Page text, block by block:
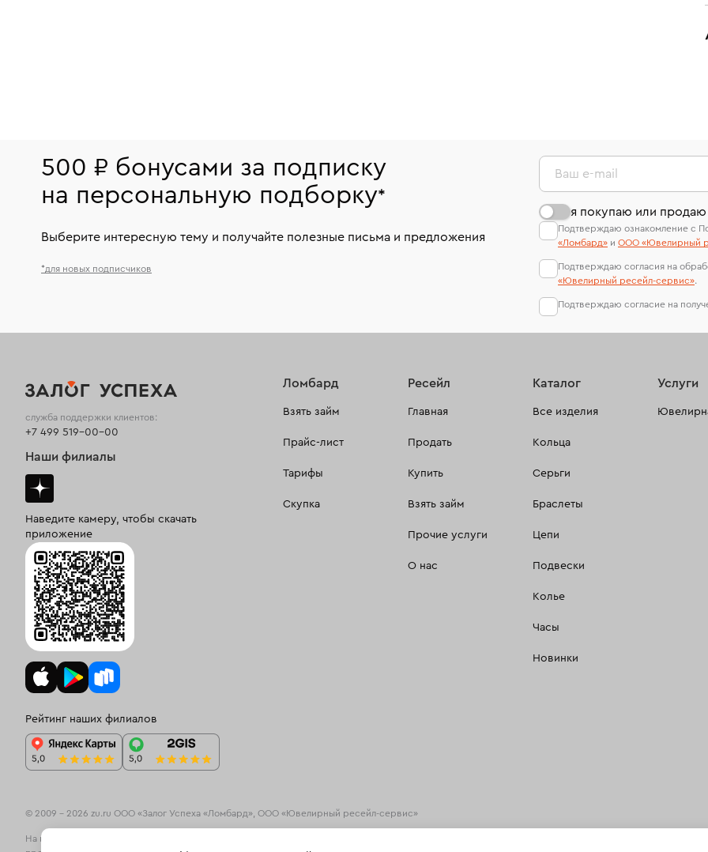
500 ₽ бонусами за подписку
на персональную подборку*
Выберите интересную тему и получайте полезные письма и предложения
*для новых подписчиков
Ваш e-mail
я покупаю или
Подтверждаю ознакомление с
«Ломбард» и ООО «Ювелирный
Подтверждаю согласия на
«Ювелирный ресейл-сервиc».
Подтверждаю согласие на
Ломбард
Взять займ
Прайс-лист
Тарифы
Скупка
Ресейл
Главная
Продать
Купить
Взять займ
Прочие услуги
О нас
Каталог
Все изделия
Кольца
Серьги
Браслеты
Цепи
Подвески
Колье
Часы
Новинки
Услуги
служба поддержки клиентов:
+7 499 519-00-00
Наши филиалы
Наведите камеру, чтобы скачать
приложение
Рейтинг наших филиалов
© 2009 – 2026 zu.ru ООО «Залог Успеха «Ломбард», ООО «Ювелирный ресейл-сервис»
На информационном ресурсе zu.ru применяются